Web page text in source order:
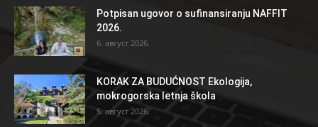
Potpisan ugovor o sufinansiranju NAFFIT
2026.
6. август 2026.
KORAK ZA BUDUĆNOST Ekologija,
mokrogorska letnja škola
5. август 2026.